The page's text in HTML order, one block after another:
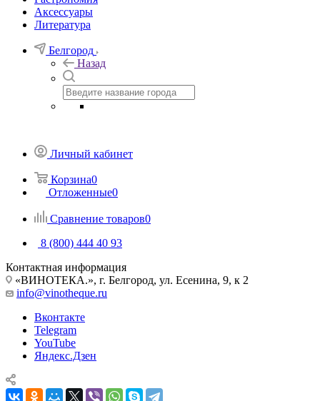
Аксессуары
Литература
Белгород
Назад
Личный кабинет
Корзина0
Отложенные0
Сравнение товаров0
8 (800) 444 40 93
Контактная информация
«ВИНОТЕКА.», г. Белгород, ул. Есенина, 9, к 2
info@vinotheque.ru
Вконтакте
Telegram
YouTube
Яндекс.Дзен